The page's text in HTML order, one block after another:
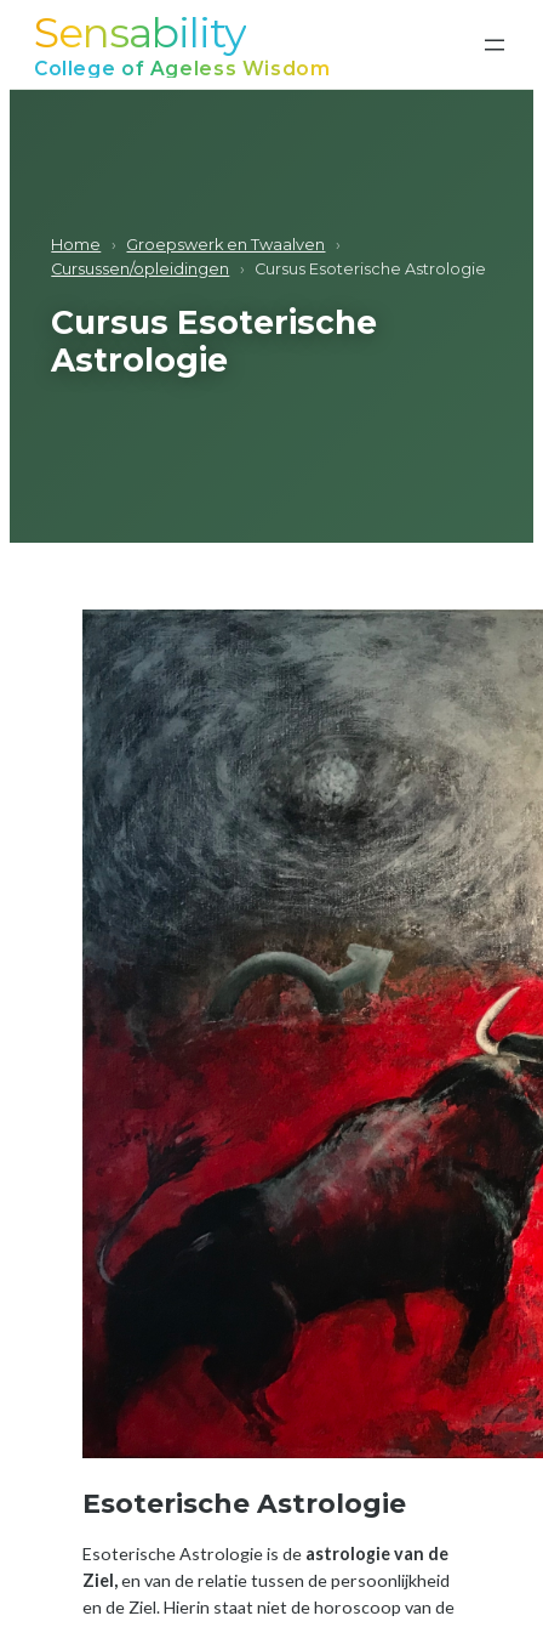
naarSensability
College of Ageless Wisdom
Home › Groepswerk en Twaalven
›
Cursussen/opleidingen
› Cursus Esoterische Astrologie
Cursus Esoterische
Astrologie
Esoterische Astrologie
Esoterische Astrologie is de astrologie van de
Ziel,en van de relatie tussen de persoonlijkheid
en de Ziel. Hierin staat niet de horoscoop van de